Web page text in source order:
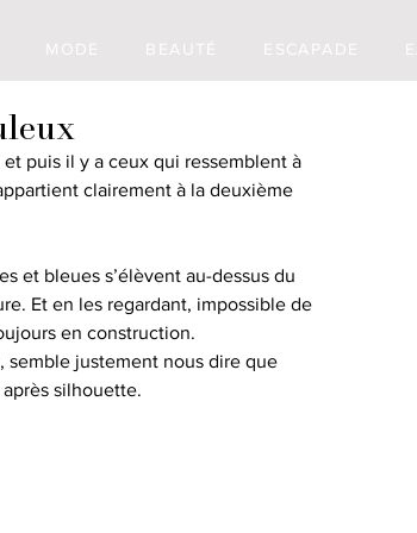
MODE BEAUTÉ ESCAPADE
puis il y a ceux qui ressemblent à
clairement à la deuxième
et bleues s’élèvent au-dessus du
Et en les regardant, impossible de
en construction.
semble justement nous dire que
silhouette.